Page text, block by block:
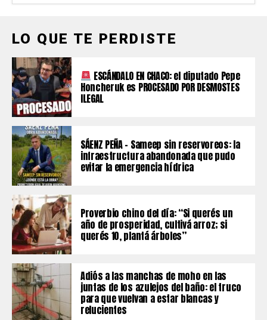
LO QUE TE PERDISTE
ESCÁNDALO EN CHACO: el diputado Pepe
Honcheruk es PROCESADO POR DESMOSTES
ILEGAL
SÁENZ PEÑA – Sameep sin reservoreos: la
infraestructura abandonada que pudo
evitar la emergencia hídrica
Proverbio chino del día: “Si querés un
año de prosperidad, cultivá arroz; si
querés 10, plantá árboles”
Adiós a las manchas de moho en las
juntas de los azulejos del baño: el truco
para que vuelvan a estar blancas y
relucientes